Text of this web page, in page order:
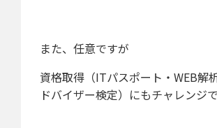
また、任意ですが
資格取得（ITパスポート・WEB解
ドバイザー検定）にもチャレンジで